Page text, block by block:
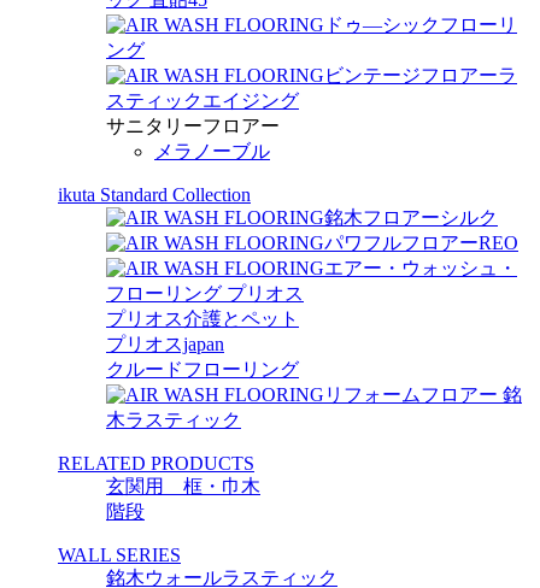
ドゥ―シックフローリ
ング
ビンテージフロアーラ
スティックエイジング
サニタリーフロアー
メラノーブル
ikuta Standard Collection
銘木フロアーシルク
パワフルフロアーREO
エアー・ウォッシュ・
フローリング プリオス
プリオス介護とペット
プリオスjapan
クルードフローリング
リフォームフロアー 銘
木ラスティック
RELATED PRODUCTS
玄関用 框・巾木
階段
WALL SERIES
銘木ウォールラスティック